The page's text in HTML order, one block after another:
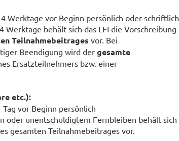
Werktage vor Beginn persönlich oder schriftlich
behält sich das LFI die Vorschreibung
Teilnahmebeitrages vor. Bei
Beendigung wird dergesamte
Ersatzteilnehmers bzw. einer
etc.):
vor Beginn persönlich
unentschuldigtem Fernbleiben behält sich
gesamten Teilnahmebeitrages vor.